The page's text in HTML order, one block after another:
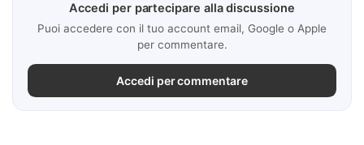
Accedi per partecipare alla discussione
Puoi accedere con il tuo account email, Google o Apple
per commentare.
Accedi per commentare